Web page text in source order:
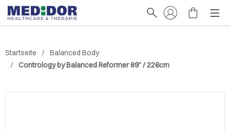
Startseite
Balanced Body
Contrology by Balanced Reformer 89" / 226cm